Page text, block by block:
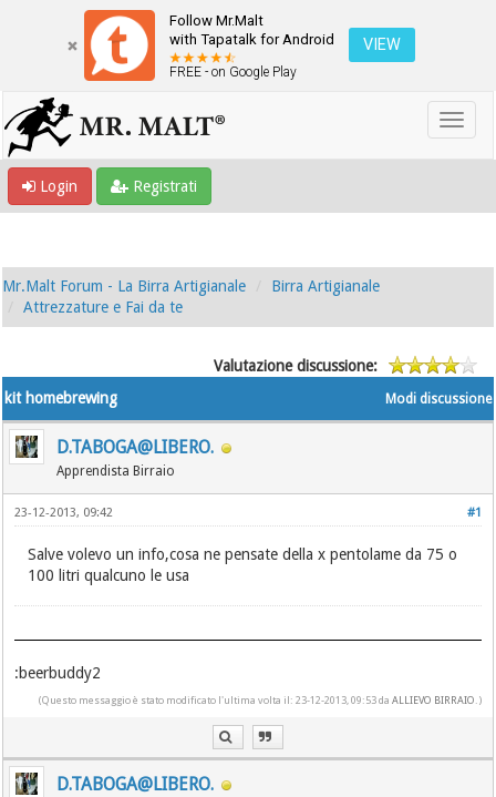
Follow Mr.Malt
with Tapatalk for Android
FREE - on Google Play
VIEW
Login Registrati
Mr.Malt Forum - La Birra Artigianale
Birra Artigianale
Attrezzature e Fai da te
Valutazione discussione:
Modi discussione
kit homebrewing
D.TABOGA@LIBERO.
Apprendista Birraio
#1
23-12-2013, 09:42
Salve volevo un info,cosa ne pensate della x pentolame da 75 o
100 litri qualcuno le usa
:beerbuddy2
(Questo messaggio è stato modificato l'ultima volta il: 23-12-2013, 09:53 da ALLIEVO BIRRAIO.)
D.TABOGA@LIBERO.